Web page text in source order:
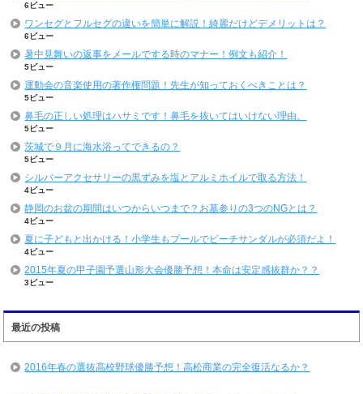
6ビュー
ワンセグとフルセグの違いを簡単に解説！綺麗だけどデメリットは？
6ビュー
暑中見舞いの返事をメールでする時のマナー！例文も紹介！
5ビュー
運動会の音楽使用の著作権問題！先生が知っておくべきことは？
5ビュー
鼻毛の正しい処理はハサミです！鼻毛を抜いてはいけない理由。
5ビュー
茨城で９月に海水浴ってできるの？
5ビュー
シルバーアクセサリーの黒ずみを塩とアルミホイルで取る方法！
4ビュー
静岡のお盆の期間はいつからいつまで？お墓参りの3つのNGとは？
4ビュー
夏に子どもと出かける！小学生もプールでビーチサンダルが必須だよ！
4ビュー
2015年夏の甲子園予選山形大会優勝予想！本命は安定感抜群か？？
3ビュー
最近の投稿
2016年春の選抜高校野球優勝予想！高松商業の完全復活なるか？